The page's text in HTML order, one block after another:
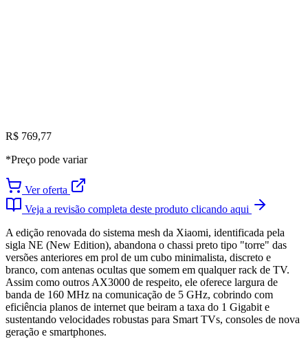
R$ 769,77
*Preço pode variar
Ver oferta
Veja a revisão completa deste produto clicando aqui
A edição renovada do sistema mesh da Xiaomi, identificada pela
sigla NE (New Edition), abandona o chassi preto tipo "torre" das
versões anteriores em prol de um cubo minimalista, discreto e
branco, com antenas ocultas que somem em qualquer rack de TV.
Assim como outros AX3000 de respeito, ele oferece largura de
banda de 160 MHz na comunicação de 5 GHz, cobrindo com
eficiência planos de internet que beiram a taxa do 1 Gigabit e
sustentando velocidades robustas para Smart TVs, consoles de nova
geração e smartphones.